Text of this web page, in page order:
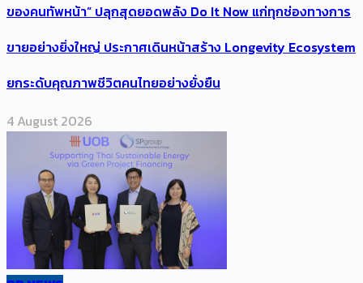
ของคนทัพหน้า” ปลุกสุดยอดพลัง Do It Now แก่ทุกช่องทางการ
ขายอย่างยิ่งใหญ่ ประกาศเดินหน้าสร้าง Longevity Ecosystem
ยกระดับคุณภาพชีวิตคนไทยอย่างยั่งยืน
4 August 2026